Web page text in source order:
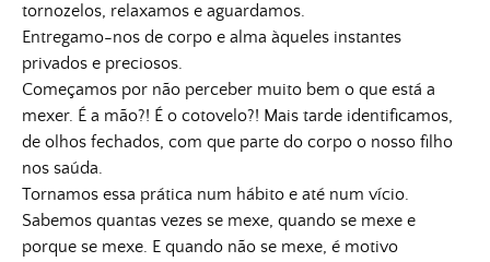
tornozelos, relaxamos e aguardamos.
Entregamo-nos de corpo e alma àqueles instantes
privados e preciosos.
Começamos por não perceber muito bem o que está a
mexer. É a mão?! É o cotovelo?! Mais tarde identificamos,
de olhos fechados, com que parte do corpo o nosso filho
nos saúda.
Tornamos essa prática num hábito e até num vício.
Sabemos quantas vezes se mexe, quando se mexe e
porque se mexe. E quando não se mexe, é motivo